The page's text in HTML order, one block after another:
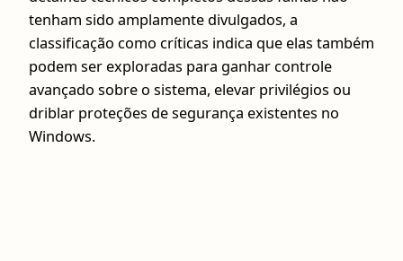
tenham sido amplamente divulgados, a
classificação como críticas indica que elas também
podem ser exploradas para ganhar controle
avançado sobre o sistema, elevar privilégios ou
driblar proteções de segurança existentes no
Windows.